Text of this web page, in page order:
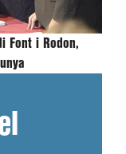
Font i Rodon,